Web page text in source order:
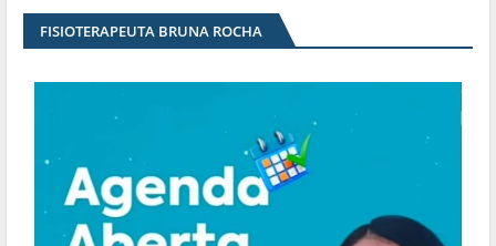
FISIOTERAPEUTA BRUNA ROCHA